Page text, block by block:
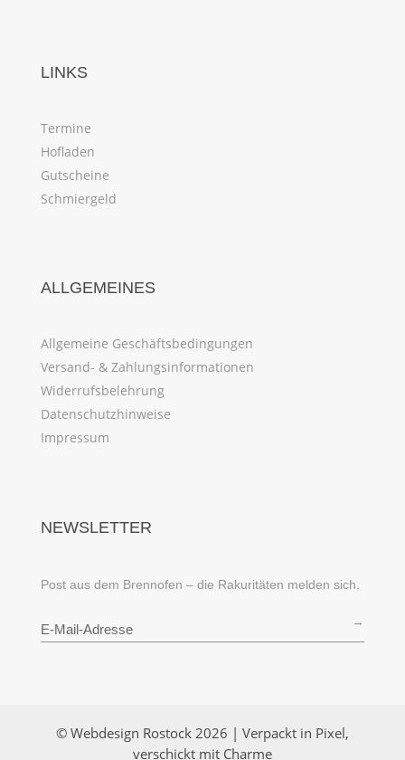
LINKS
Termine
Hofladen
Gutscheine
Schmiergeld
ALLGEMEINES
Allgemeine Geschäftsbedingungen
Versand- & Zahlungsinformationen
Widerrufsbelehrung
Datenschutzhinweise
Impressum
NEWSLETTER
Post aus dem Brennofen – die Rakuritäten melden sich.
→
© Webdesign Rostock 2026 | Verpackt in Pixel,
verschickt mit Charme